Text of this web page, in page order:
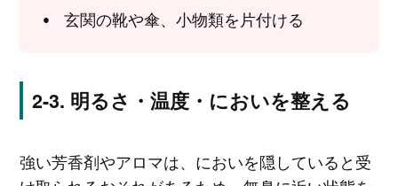
玄関の靴や傘、小物類を片付ける
明るさ・温度・においを整える
強い芳香剤やアロマは、においを隠していると受